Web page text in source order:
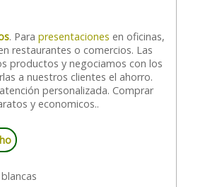
. Parapresentaciones en oficinas,
restaurantes o comercios. Las
productos y negociamos con los
a nuestros clientes el ahorro.
personalizada. Comprar
y economicos..